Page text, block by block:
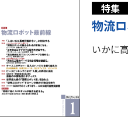
特集
物流
いかに